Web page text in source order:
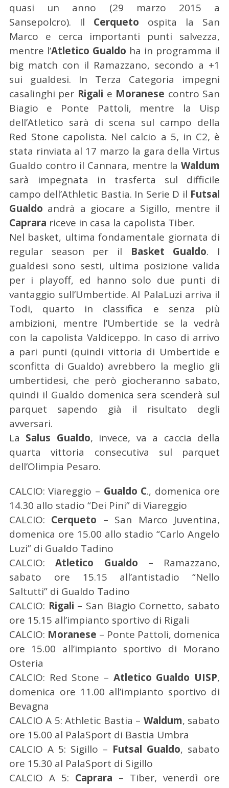
quasi un anno (29 marzo 2015 a
Sansepolcro). Il Cerqueto ospita la San
Marco e cerca importanti punti salvezza,
mentre l’Atletico Gualdo ha in programma il
big match con il Ramazzano, secondo a +1
sui gualdesi. In Terza Categoria impegni
casalinghi per Rigali e Moranese contro San
Biagio e Ponte Pattoli, mentre la Uisp
dell’Atletico sarà di scena sul campo della
Red Stone capolista. Nel calcio a 5, in C2, è
stata rinviata al 17 marzo la gara della Virtus
Gualdo contro il Cannara, mentre laWaldum
sarà impegnata in trasferta sul difficile
campo dell’Athletic Bastia. In Serie D il Futsal
Gualdo andrà a giocare a Sigillo, mentre il
Caprara riceve in casa la capolista Tiber.
Nel basket, ultima fondamentale giornata di
regular season per il Basket Gualdo. I
gualdesi sono sesti, ultima posizione valida
per i playoff, ed hanno solo due punti di
vantaggio sull’Umbertide. Al PalaLuzi arriva il
Todi, quarto in classifica e senza più
ambizioni, mentre l’Umbertide se la vedrà
con la capolista Valdiceppo. In caso di arrivo
a pari punti (quindi vittoria di Umbertide e
sconfitta di Gualdo) avrebbero la meglio gli
umbertidesi, che però giocheranno sabato,
quindi il Gualdo domenica sera scenderà sul
parquet sapendo già il risultato degli
avversari.
La Salus Gualdo, invece, va a caccia della
quarta vittoria consecutiva sul parquet
dell’Olimpia Pesaro.
CALCIO: Viareggio – Gualdo C., domenica ore
14.30 allo stadio “Dei Pini” di Viareggio
CALCIO: Cerqueto – San Marco Juventina,
domenica ore 15.00 allo stadio “Carlo Angelo
Luzi” di Gualdo Tadino
CALCIO:Atletico Gualdo – Ramazzano,
sabato ore 15.15 all’antistadio “Nello
Saltutti” di Gualdo Tadino
CALCIO: Rigali – San Biagio Cornetto, sabato
ore 15.15 all’impianto sportivo di Rigali
CALCIO: Moranese – Ponte Pattoli, domenica
ore 15.00 all’impianto sportivo di Morano
Osteria
CALCIO: Red Stone – Atletico Gualdo UISP,
domenica ore 11.00 all’impianto sportivo di
Bevagna
CALCIO A 5: Athletic Bastia – Waldum, sabato
ore 15.00 al PalaSport di Bastia Umbra
CALCIO A 5: Sigillo – Futsal Gualdo, sabato
ore 15.30 al PalaSport di Sigillo
CALCIO A 5: Caprara – Tiber, venerdì ore
C
e
r
c
a
e
r
: